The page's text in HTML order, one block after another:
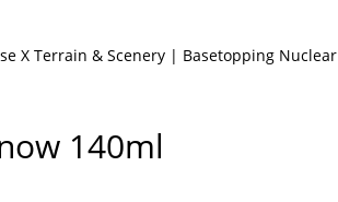
X Terrain & Scenery | Basetopping Nuclear
140ml